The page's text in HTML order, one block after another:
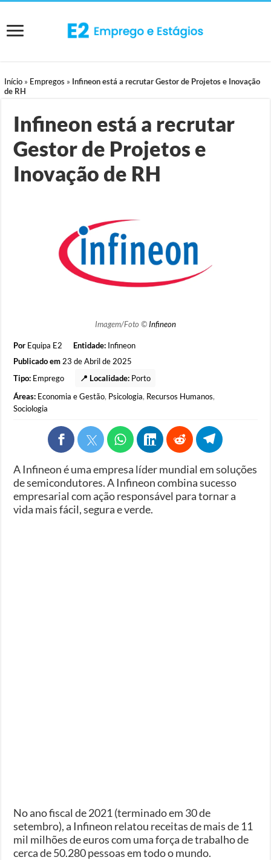
Início » Empregos » Infineon está a recrutar Gestor de Projetos e Inovação
de RH
Infineon está a recrutar
Gestor de Projetos e
Inovação de RH
Imagem/Foto © Infineon
Por Equipa E2 Entidade: Infineon
Publicado em 23 de Abril de 2025
Tipo: Emprego 📍 Localidade: Porto
Áreas: Economia e Gestão, Psicologia, Recursos Humanos,
Sociologia
A Infineon é uma empresa líder mundial em soluções
de semicondutores. A Infineon combina sucesso
empresarial com ação responsável para tornar a
vida mais fácil, segura e verde.
No ano fiscal de 2021 (terminado em 30 de
setembro), a Infineon relatou receitas de mais de 11
mil milhões de euros com uma força de trabalho de
cerca de 50.280 pessoas em todo o mundo.